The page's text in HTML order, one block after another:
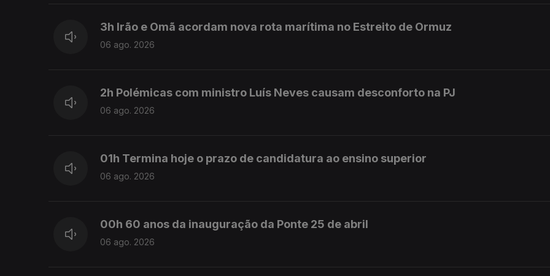
3h Irão e Omã acordam nova rota marítima no Estreito de Ormuz
06 ago. 2026
2h Polémicas com ministro Luís Neves causam desconforto na PJ
06 ago. 2026
01h Termina hoje o prazo de candidatura ao ensino superior
06 ago. 2026
00h 60 anos da inauguração da Ponte 25 de abril
06 ago. 2026